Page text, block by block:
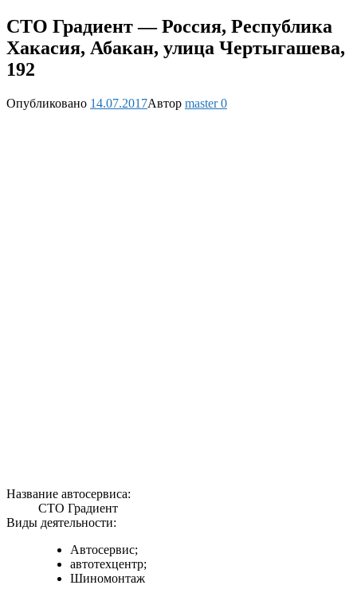
СТО Градиент — Россия, Республика
Хакасия, Абакан, улица Чертыгашева,
192
Опубликовано 14.07.2017Автор master0
Название автосервиса:
СТО Градиент
Виды деятельности:
Автосервис;
автотехцентр;
Шиномонтаж